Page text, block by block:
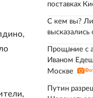
поставках
С кем вы?
Прощание с
Иваном
Москве
Путин